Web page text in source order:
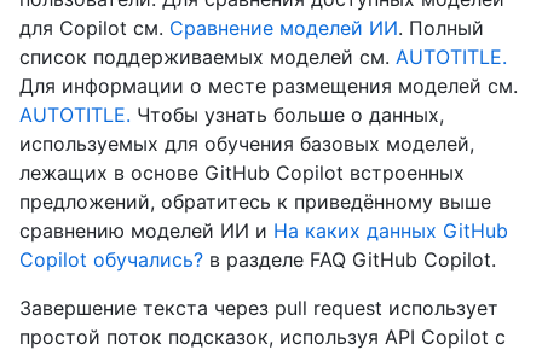
для Copilot см. Сравнение моделей ИИ. Полный
список поддерживаемых моделей см. AUTOTITLE.
Для информации о месте размещения моделей см.
AUTOTITLE. Чтобы узнать больше о данных,
используемых для обучения базовых моделей,
лежащих в основе GitHub Copilot встроенных
предложений, обратитесь к приведённому выше
сравнению моделей ИИ и На каких данных GitHub
Copilot обучались? в разделе FAQ GitHub Copilot.
Завершение текста через pull request использует
простой поток подсказок, используя API Copilot с